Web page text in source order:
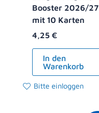
Booster 2026/27
mit 10 Karten
4,25 €
In den
Warenkorb
Bitte einloggen